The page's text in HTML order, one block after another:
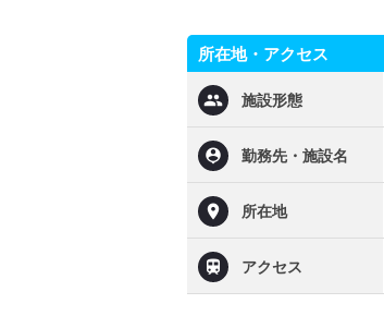
所在地・アクセス
施設形態
勤務先・施設名
所在地
アクセス